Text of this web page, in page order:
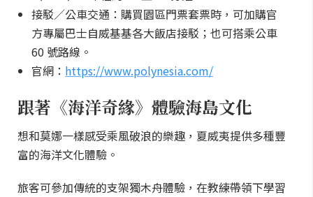
接駁／公車交通：購買園區門票套票時，可加購官
方專屬巴士自威基基各大飯店接駁；也可搭乘公車
60 號路線。
官網： https://www.polynesia.com/
跟著《海洋奇緣》體驗海島文化
想和莫娜一樣感受乘風破浪的樂趣，夏威夷提供多種豐
富的海洋文化體驗。
旅客可參加傳統的支架獨木舟體驗，在教練帶領下學習